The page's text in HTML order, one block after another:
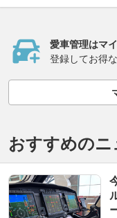
愛車管理はマ
登録してお得
おすすめのニ